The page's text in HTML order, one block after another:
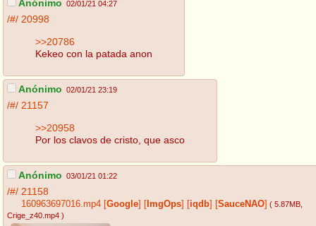
Anónimo 02/01/21 04:27
/#/ 20998
>>20786
Kekeo con la patada anon
Anónimo 02/01/21 23:19
/#/ 21157
>>20958
Por los clavos de cristo, que asco
Anónimo 03/01/21 01:22
/#/ 21158
160963697016.mp4 Google ImgOps iqdb SauceNAO ( 5.87MB
Crige_z40.mp4 )